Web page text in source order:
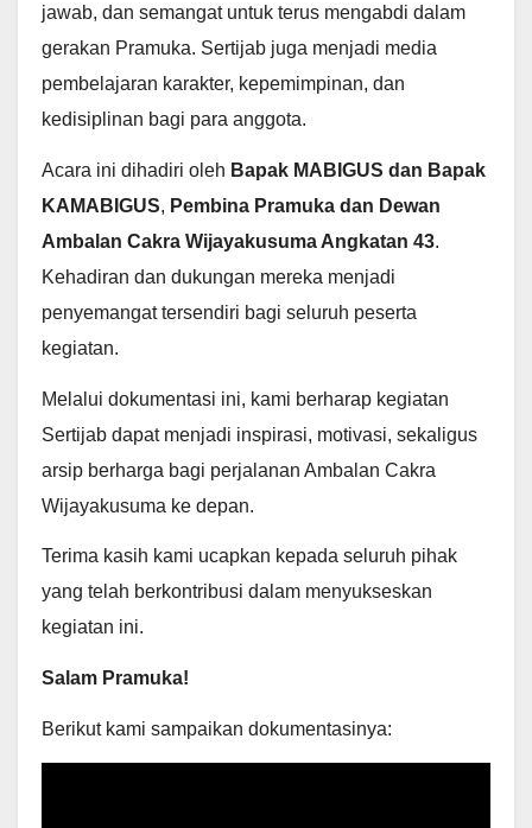
jawab, dan semangat untuk terus mengabdi dalam
gerakan Pramuka. Sertijab juga menjadi media
pembelajaran karakter, kepemimpinan, dan
kedisiplinan bagi para anggota.
Acara ini dihadiri oleh Bapak MABIGUS dan Bapak
KAMABIGUS, Pembina Pramuka dan Dewan
Ambalan Cakra Wijayakusuma Angkatan 43.
Kehadiran dan dukungan mereka menjadi
penyemangat tersendiri bagi seluruh peserta
kegiatan.
Melalui dokumentasi ini, kami berharap kegiatan
Sertijab dapat menjadi inspirasi, motivasi, sekaligus
arsip berharga bagi perjalanan Ambalan Cakra
Wijayakusuma ke depan.
Terima kasih kami ucapkan kepada seluruh pihak
yang telah berkontribusi dalam menyukseskan
kegiatan ini.
Salam Pramuka!
Berikut kami sampaikan dokumentasinya: